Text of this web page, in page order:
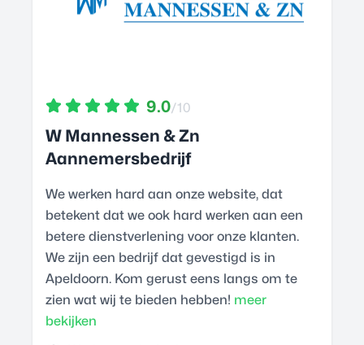
9.0/10
W Mannessen & Zn
Aannemersbedrijf
We werken hard aan onze website, dat
betekent dat we ook hard werken aan een
betere dienstverlening voor onze klanten.
We zijn een bedrijf dat gevestigd is in
Apeldoorn. Kom gerust eens langs om te
zien wat wij te bieden hebben! meer
bekijken